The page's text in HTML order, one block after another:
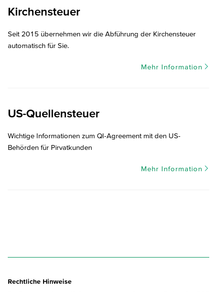
Kirchensteuer
Seit 2015 übernehmen wir die Abführung der Kirchensteuer
automatisch für Sie.
Mehr Information
US-Quellensteuer
Wichtige Informationen zum QI-Agreement mit den US-
Behörden für Pirvatkunden
Mehr Information
Rechtliche Hinweise